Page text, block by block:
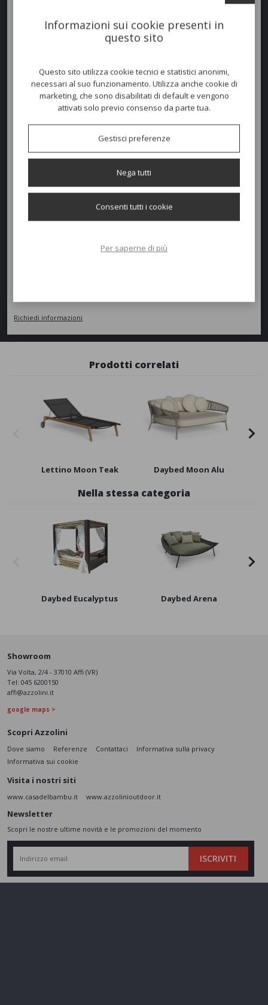
melange grey (C88) resistente agli agenti atmosferici.
Dimensioni e peso
Profondità:153cm
Richiedi un preventivo
Richiedi informazioni
Prodotti correlati
Lettino Moon Teak Daybed Moon Alu
Nella stessa categoria
Daybed Eucalyptus Daybed Arena
Showroom
Via Volta, 2/4 - 37010 Affi (VR)
Tel: 045 6200150
affi@azzolini.it
google maps >
Scopri Azzolini
Dove siamo Referenze Contattaci
Informativa sulla privacy
Informativa sui cookie
Visita i nostri siti
www.casadelbambu.it www.azzolinioutdoor.it
Newsletter
Scopri le nostre ultime novità e le promozioni del momento
ISCRIVITI
Informazioni sui cookie presenti in
questo sito
Questo sito utilizza cookie tecnici e statistici anonimi,
necessari al suo funzionamento. Utilizza anche cookie di
marketing, che sono disabilitati di default e vengono
attivati solo previo consenso da parte tua.
Gestisci preferenze
Nega tutti
Consenti tutti i cookie
Per saperne di più